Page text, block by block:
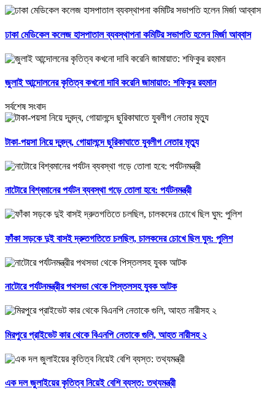
ঢাকা মেডিকেল কলেজ হাসপাতাল ব্যবস্থাপনা কমিটির সভাপতি হলেন মির্জা আব্বাস
জুলাই আন্দোলনের কৃতিত্ব কখনো দাবি করেনি জামায়াত: শফিকুর রহমান
সর্বশেষ সংবাদ
টাকা-পয়সা নিয়ে দ্বন্দ্ব, গোয়ালন্দে ছুরিকাঘাতে যুবলীগ নেতার মৃত্যু
নাটোরে বিশ্বমানের পর্যটন ব্যবস্থা গড়ে তোলা হবে: পর্যটনমন্ত্রী
ফাঁকা সড়কে দুই বাসই দ্রুতগতিতে চলছিল, চালকদের চোখে ছিল ঘুম: পুলিশ
নাটোরে পর্যটনমন্ত্রীর পথসভা থেকে পিস্তলসহ যুবক আটক
মিরপুরে প্রাইভেট কার থেকে বিএনপি নেতাকে গুলি, আহত নারীসহ ২
এক দল জুলাইয়ের কৃতিত্ব নিয়েই বেশি ব্যস্ত: তথ্যমন্ত্রী